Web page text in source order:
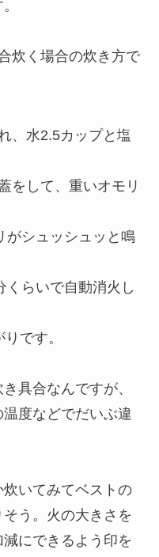
炊く場合の炊き方で
、水2.5カップと塩
をして、重いオモリ
がシュッシュッと鳴
くらいで自動消火し
です。
具合なんですが、
度などでだいぶ違
いてみてベストの
う。火の大きさを
にできるよう印を